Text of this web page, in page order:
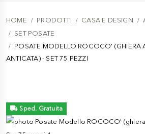
HOME PRODOTTI CASA E DESIGN
SET POSATE
POSATE MODELLO ROCOCO' (GHIERA
ANTICATA) - SET 75 PEZZI
Sped. Gratuita